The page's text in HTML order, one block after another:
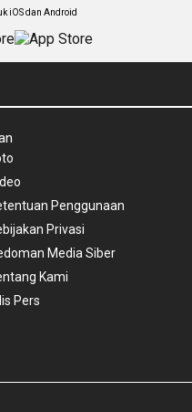
iOS dan Android
Penggunaan
Privasi
Media Siber
Kami
Pers